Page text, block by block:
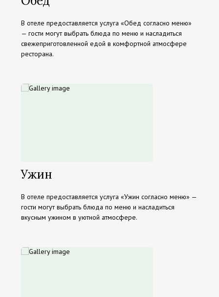
В отеле предоставляется услуга «Обед согласно меню»
— гости могут выбрать блюда по меню и насладиться
свежеприготовленной едой в комфортной атмосфере
ресторана.
Ужин
В отеле предоставляется услуга «Ужин согласно меню» —
гости могут выбрать блюда по меню и насладиться
вкусным ужином в уютной атмосфере.